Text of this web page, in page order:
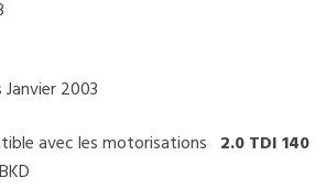
Janvier 2003
avec les motorisations 2.0 TDI 140